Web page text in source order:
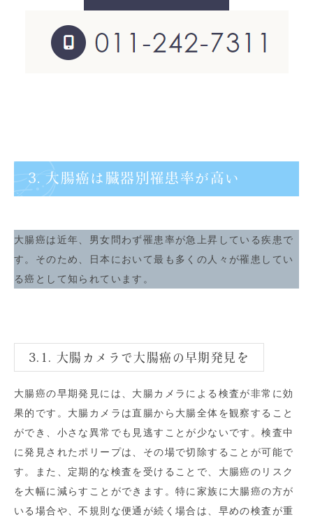
3. 大腸癌は臓器別罹患率が高い
大腸癌は近年、男女問わず罹患率が急上昇している疾患で
す。そのため、日本において最も多くの人々が罹患してい
る癌として知られています。
3.1. 大腸カメラで大腸癌の早期発見を
大腸癌の早期発見には、大腸カメラによる検査が非常に効
果的です。大腸カメラは直腸から大腸全体を観察すること
ができ、小さな異常でも見逃すことが少ないです。検査中
に発見されたポリープは、その場で切除することが可能で
す。また、定期的な検査を受けることで、大腸癌のリスク
を大幅に減らすことができます。特に家族に大腸癌の方が
いる場合や、不規則な便通が続く場合は、早めの検査が重